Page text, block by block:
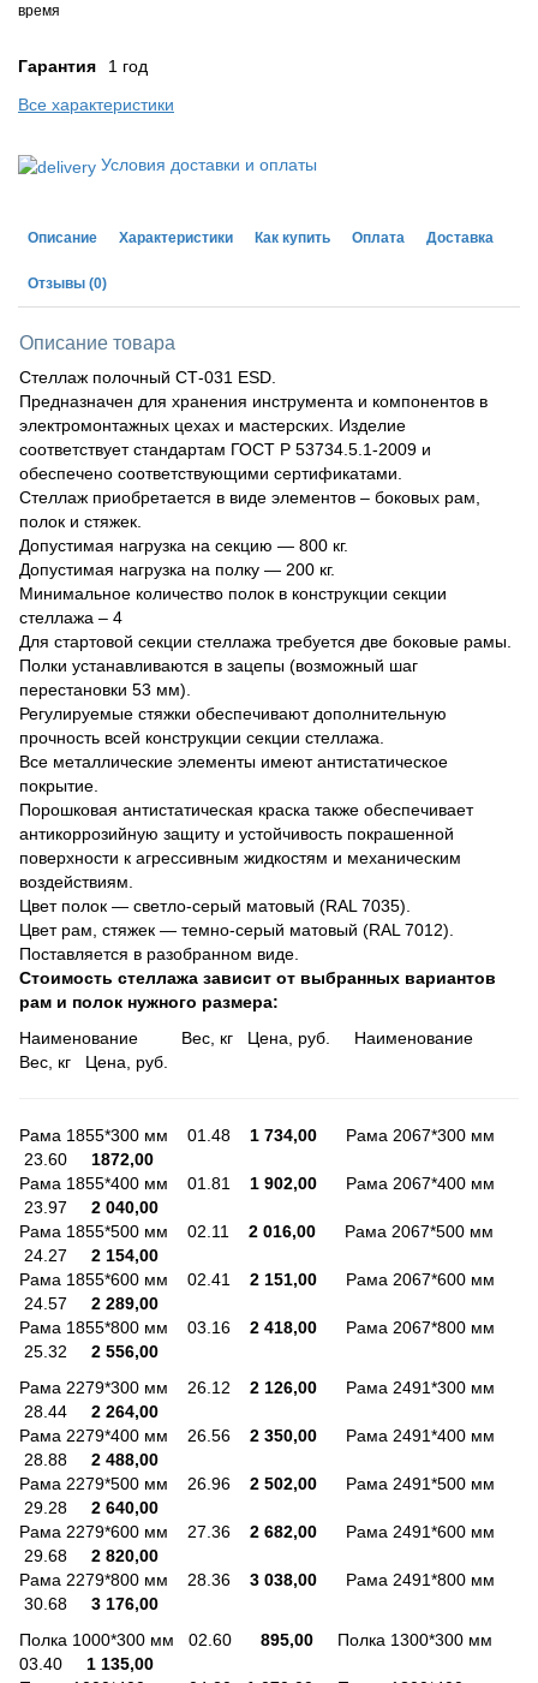
время
Гарантия
1 год
Все характеристики
Условия доставки и оплаты
Описание Характеристики Как купить Оплата Доставка
Отзывы (0)
Описание товара
Стеллаж полочный СТ-031 ESD.
Предназначен для хранения инструмента и компонентов в
электромонтажных цехах и мастерских. Изделие
соответствует стандартам ГОСТ Р 53734.5.1-2009 и
обеспечено соответствующими сертификатами.
Стеллаж приобретается в виде элементов – боковых рам,
полок и стяжек.
Допустимая нагрузка на секцию — 800 кг.
Допустимая нагрузка на полку — 200 кг.
Минимальное количество полок в конструкции секции
стеллажа – 4
Для стартовой секции стеллажа требуется две боковые рамы.
Полки устанавливаются в зацепы (возможный шаг
перестановки 53 мм).
Регулируемые стяжки обеспечивают дополнительную
прочность всей конструкции секции стеллажа.
Все металлические элементы имеют антистатическое
покрытие.
Порошковая антистатическая краска также обеспечивает
антикоррозийную защиту и устойчивость покрашенной
поверхности к агрессивным жидкостям и механическим
воздействиям.
Цвет полок — светло-серый матовый (RAL 7035).
Цвет рам, стяжек — темно-серый матовый (RAL 7012).
Поставляется в разобранном виде.
Стоимость стеллажа зависит от выбранных вариантов
рам и полок нужного размера:
Наименование Вес, кг Цена, руб. Наименование
Вес, кг Цена, руб.
Рама 1855*300 мм 01.48 1 734,00 Рама 2067*300 мм
23.60 1872,00
Рама 1855*400 мм 01.81 1 902,00 Рама 2067*400 мм
23.97 2 040,00
Рама 1855*500 мм 02.11 2 016,00 Рама 2067*500 мм
24.27 2 154,00
Рама 1855*600 мм 02.41 2 151,00 Рама 2067*600 мм
24.57 2 289,00
Рама 1855*800 мм 03.16 2 418,00
Рама 2067*800 мм
25.32 2 556,00
Рама 2279*300 мм 26.12 2 126,00 Рама 2491*300 мм
28.44 2 264,00
Рама 2279*400 мм 26.56 2 350,00 Рама 2491*400 мм
28.88 2 488,00
Рама 2279*500 мм 26.96 2 502,00 Рама 2491*500 мм
29.28 2 640,00
Рама 2279*600 мм 27.36 2 682,00 Рама 2491*600 мм
29.68 2 820,00
Рама 2279*800 мм 28.36 3 038,00 Рама 2491*800 мм
30.68 3 176,00
Полка 1000*300 мм 02.60 895,00 Полка 1300*300 мм
03.40 1 135,00